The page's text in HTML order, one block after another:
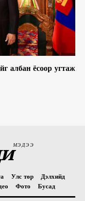
албан ёсоор угтаж
МЭДЭЭ
Улс төр
Дэлхийд
Фото Бусад